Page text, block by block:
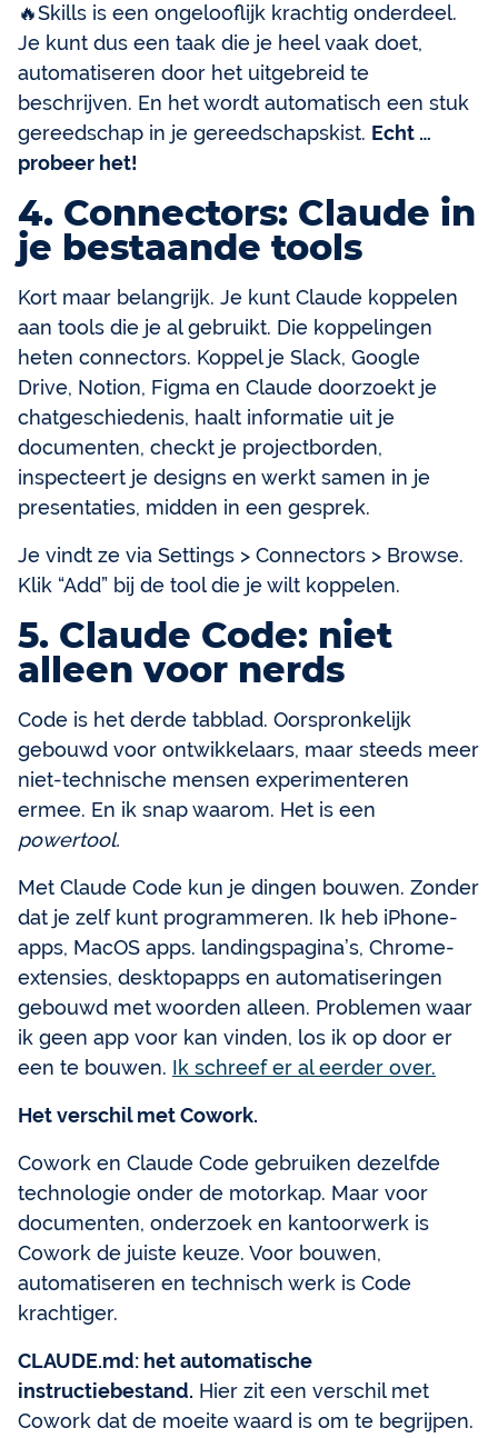
🔥Skills is een ongelooflijk krachtig onderdeel.
Je kunt dus een taak die je heel vaak doet,
automatiseren door het uitgebreid te
beschrijven. En het wordt automatisch een stuk
gereedschap in je gereedschapskist. Echt …
probeer het!
4. Connectors: Claude in
je bestaande tools
Kort maar belangrijk. Je kunt Claude koppelen
aan tools die je al gebruikt. Die koppelingen
heten connectors. Koppel je Slack, Google
Drive, Notion, Figma en Claude doorzoekt je
chatgeschiedenis, haalt informatie uit je
documenten, checkt je projectborden,
inspecteert je designs en werkt samen in je
presentaties, midden in een gesprek.
Je vindt ze via Settings > Connectors > Browse.
Klik “Add” bij de tool die je wilt koppelen.
5. Claude Code: niet
alleen voor nerds
Code is het derde tabblad. Oorspronkelijk
gebouwd voor ontwikkelaars, maar steeds meer
niet-technische mensen experimenteren
ermee. En ik snap waarom. Het is een
powertool.
Met Claude Code kun je dingen bouwen. Zonder
dat je zelf kunt programmeren. Ik heb iPhone-
apps, MacOS apps. landingspagina’s, Chrome-
extensies, desktopapps en automatiseringen
gebouwd met woorden alleen. Problemen waar
ik geen app voor kan vinden, los ik op door er
een te bouwen. Ik schreef er al eerder over.
Het verschil met Cowork.
Cowork en Claude Code gebruiken dezelfde
technologie onder de motorkap. Maar voor
documenten, onderzoek en kantoorwerk is
Cowork de juiste keuze. Voor bouwen,
automatiseren en technisch werk is Code
krachtiger.
CLAUDE.md: het automatische
instructiebestand. Hier zit een verschil met
Cowork dat de moeite waard is om te begrijpen.